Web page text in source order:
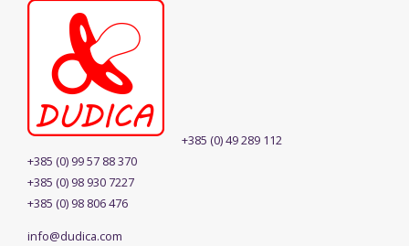
+385 (0) 49 289 112
+385 (0) 99 57 88 370
+385 (0) 98 930 7227
+385 (0) 98 806 476
info@dudica.com